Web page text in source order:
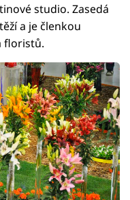
studio. Zasedá
a je členkou
floristů.